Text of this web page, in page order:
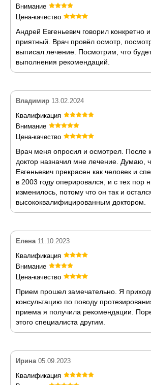
Внимание
Цена-качество
Андрей Евгеньевич говорил конкретно
приятный. Врач провёл осмотр,
выписал лечение. Посмотрим, что
выполнения рекомендаций.
Владимир 13.02.2024
Квалификация
Внимание
Цена-качество
Врач меня опросил и осмотрел. После
доктор назначил мне лечение. Думаю,
Евгеньевич прекрасен как человек и
в 2003 году оперировался, и с тех пор
изменилось, потому что он так и
высококвалифицированным доктором.
Елена 11.10.2023
Квалификация
Внимание
Цена-качество
Прием прошел замечательно. Я
консультацию по поводу
приема я получила рекомендации.
этого специалиста другим.
Ирина 05.09.2023
Квалификация